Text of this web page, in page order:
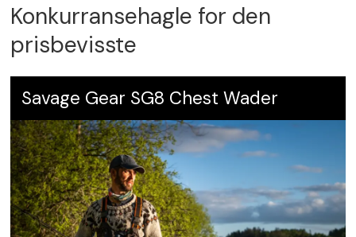
Konkurransehagle for den
prisbevisste
Savage Gear SG8 Chest Wader